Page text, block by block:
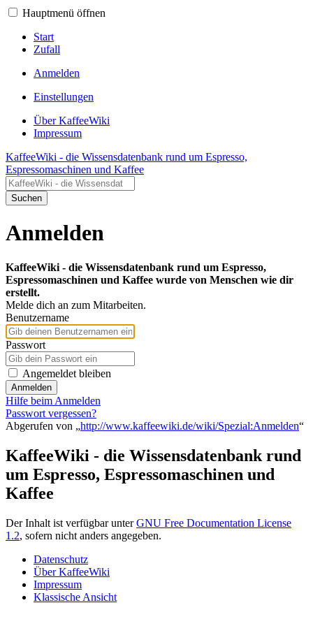
Hauptmenü öffnen
Start
Zufall
Anmelden
Einstellungen
Über KaffeeWiki
Impressum
KaffeeWiki - die Wissensdatenbank rund um Espresso,
Espressomaschinen und Kaffee
Suchen
Anmelden
KaffeeWiki - die Wissensdatenbank rund um Espresso,
Espressomaschinen und Kaffee wurde von Menschen wie dir
erstellt.
Melde dich an zum Mitarbeiten.
Benutzername
Passwort
Angemeldet bleiben
Anmelden
Hilfe beim Anmelden
Passwort vergessen?
Abgerufen von „http://www.kaffeewiki.de/wiki/Spezial:Anmelden“
KaffeeWiki - die Wissensdatenbank rund
um Espresso, Espressomaschinen und
Kaffee
Der Inhalt ist verfügbar unterGNU Free Documentation License
1.2, sofern nicht anders angegeben.
Datenschutz
Über KaffeeWiki
Impressum
Klassische Ansicht